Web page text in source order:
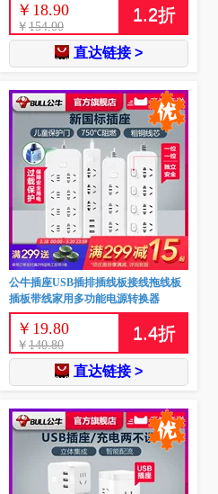
￥ 18.90
￥ 154.00
1.2折
直达链接 >
公牛插座USB插排插线板接线拖线板
插板带线家用多功能电源转换器
￥ 19.80
￥ 140.80
1.4折
直达链接 >